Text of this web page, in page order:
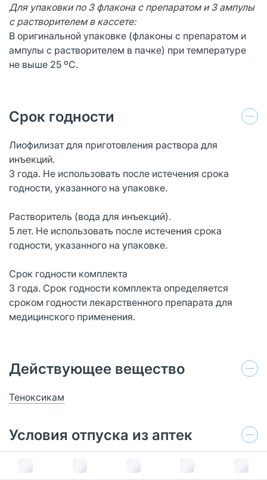
Для упаковки по 3 флакона с препаратом и 3 ампулы
с растворителем в кассете:
В оригинальной упаковке (флаконы с препаратом и
ампулы с растворителем в пачке) при температуре
не выше 25 ºС.
Срок годности
Лиофилизат для приготовления раствора для
инъекций.
3 года. Не использовать после истечения срока
годности, указанного на упаковке.
Растворитель (вода для инъекций).
5 лет. Не использовать после истечения срока
годности, указанного на упаковке.
Срок годности комплекта
3 года. Срок годности комплекта определяется
сроком годности лекарственного препарата для
медицинского применения.
Действующее вещество
Теноксикам
Условия отпуска из аптек